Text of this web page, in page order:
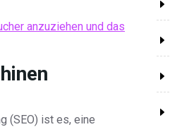
anzuziehen und das
(SEO) ist es, eine